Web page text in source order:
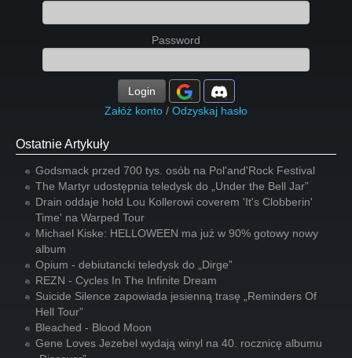
Password
Login
Załóż konto / Odzyskaj hasło
Ostatnie Artykuły
Godsmack przed 700 tys. osób na Pol'and'Rock Festival
The Martyr udostępnia teledysk do „Under the Bell Jar”
Drain oddaje hołd Lou Kollerowi coverem 'It's Clobberin'
Time' na Warped Tour
Michael Kiske: HELLOWEEN ma już w 90% gotowy nowy
album
Opium - debiutancki teledysk do „Dirge”
REZN - Cycles In The Infinite Dream
Suicide Silence zapowiada jesienną trasę „Reminders Of
Hell Tour”
Bleached - Blood Moon
Gene Loves Jezebel wydają winyl na 40. rocznicę albumu